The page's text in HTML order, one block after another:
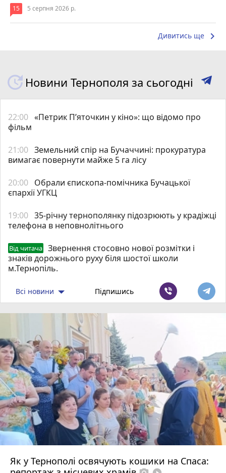
15 5 серпня 2026 р.
Дивитись ще keyboard_arrow_right
Новини Тернополя за сьогодні
22:00 «Петрик П’яточкин у кіно»: що відомо про
фільм
21:00 Земельний спір на Бучаччині: прокуратура
вимагає повернути майже 5 га лісу
20:00 Обрали єпископа-помічника Бучацької
єпархії УГКЦ
19:00 35-річну тернополянку підозрюють у крадіжці
телефона в неповнолітнього
Від читача
Звернення стосовно нової розмітки і
знаків дорожнього руху біля шостої школи
м.Тернопіль.
Всі новини Підпишись
Як у Тернополі освячують кошики на Спаса: